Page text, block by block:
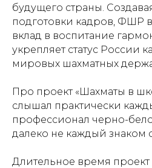
будущего страны.
подготовки кадров, ФШР
вклад в воспитание
укрепляет статус России
мировых шахматных
Про проект «Шахматы в
слышал практически
профессионал черно-
далеко не каждый знаком
Длительное время проект